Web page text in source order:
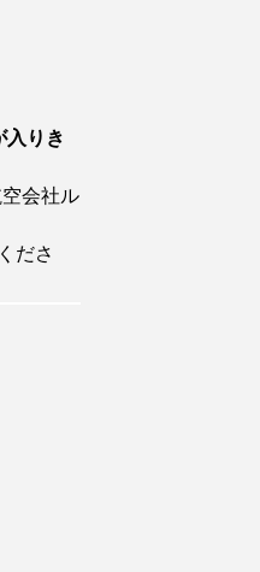
かしんじ監督
エマ・ストーン
入りき
会社ル
ださ